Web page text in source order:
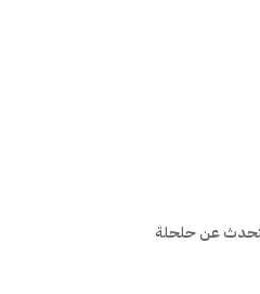
يتحدث عن حلحلة